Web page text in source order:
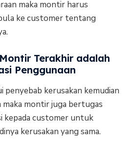
maka montir harus
ke customer tentang
Terakhir adalah
Penggunaan
kerusakan kemudian
maka montir juga bertugas
kepada customer untuk
kerusakan yang sama.